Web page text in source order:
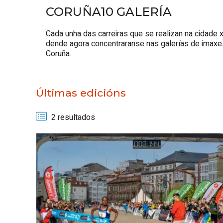
CORUÑA10 GALERÍA
Cada unha das carreiras que se realizan na
dende agora concentraranse nas galerías de
Coruña.
Últimas edicións
2 resultados